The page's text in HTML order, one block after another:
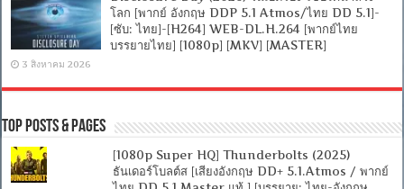
โลก [พากย์ อังกฤษ DDP 5.1 Atmos/ไทย DD 5.1]-
[ซับ: ไทย]-[H264] WEB-DL.H.264 [พากย์ไทย
บรรยายไทย] [1080p] [MKV] [MASTER]
3 สิงหาคม 2026
Top Posts & Pages
[1080p Super HQ] Thunderbolts (2025)
ธันเดอร์โบลต์ส [เสียงอังกฤษ DD+ 5.1.Atmos / พากย์